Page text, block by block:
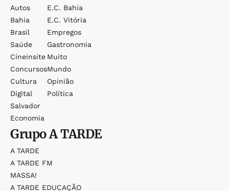
Autos
Bahia
Brasil
Saúde
Cineinsite
Concursos
Cultura
Digital
Salvador
Economia
E.c. Bahia
E.c. Vitória
Empregos
Gastronomia
Muito
Mundo
Opinião
Política
GrupoA TARDE
A TARDE
A TARDE FM
MASSA!
A TARDE EDUCAÇÃO